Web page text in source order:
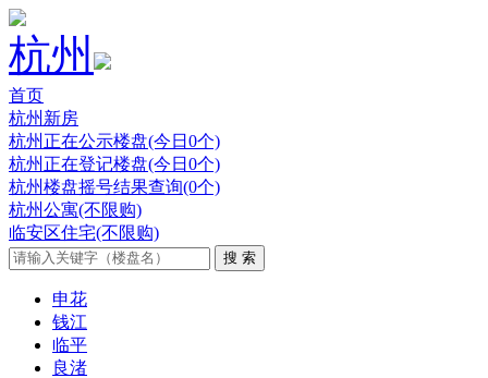
杭州
首页
杭州新房
杭州正在公示楼盘(今日0个)
杭州正在登记楼盘(今日0个)
杭州楼盘摇号结果查询(0个)
杭州公寓(不限购)
临安区住宅(不限购)
申花
钱江
临平
良渚